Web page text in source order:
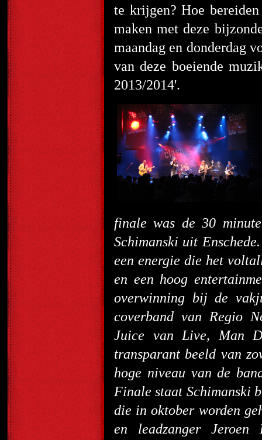
te krijgen? Hoe
maken met deze
maandag en donderdag
van deze boeiende
2013/2014'.
finale was de 30
Schimanski uit
een energie die het
en een hoog
overwinning bij de
coverband van Regio
Juice van Live, Man
transparant beeld van
hoge niveau van de
Finale staat Schimanski
die in oktober worden
en leadzanger